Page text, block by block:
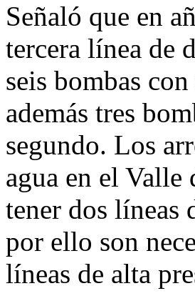
Señaló que en
tercera línea de
seis bombas
además tres
segundo. Los
agua en el Valle
tener dos líneas
por ello son
líneas de alta